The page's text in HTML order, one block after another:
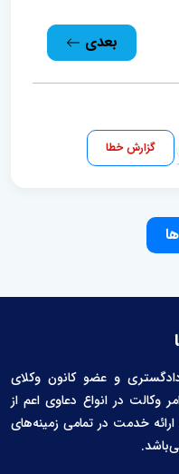
بعدی
گزارش خطا
و عضو کانون وکلای
وکالت در انواع دعاوی اعم از
خدمت در تمامی زمینه‌های